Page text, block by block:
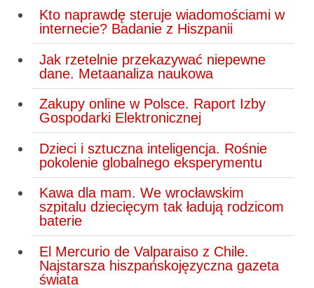
Kto naprawdę steruje wiadomościami w
internecie? Badanie z Hiszpanii
Jak rzetelnie przekazywać niepewne
dane. Metaanaliza naukowa
Zakupy online w Polsce. Raport Izby
Gospodarki Elektronicznej
Dzieci i sztuczna inteligencja. Rośnie
pokolenie globalnego eksperymentu
Kawa dla mam. We wrocławskim
szpitalu dziecięcym tak ładują rodzicom
baterie
El Mercurio de Valparaiso z Chile.
Najstarsza hiszpańskojęzyczna gazeta
świata